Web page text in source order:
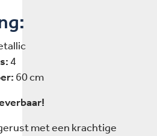
4
60 cm
met een krachtige